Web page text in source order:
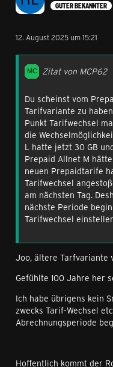
GUTER BEKANNTER
12. August 2025 um 15:21
Zitat von MCP62
Du scheinst vom
Tarifvariante zu
Punkt Tarifwechsel
die
L hatte jetzt 30 GB
Prepaid Allnet M
neuen Prepaidtarife
Tarifwechsel
am nächsten Tag.
nächste Periode
Tarifwechsel
Joo, ältere Tarfvariante
Gefühlte 100 Jahre her
Ich habe übrigens kein
zwecks Tarif-Wechsel
Abrechnungsperiode
Hoffentlich kommt der